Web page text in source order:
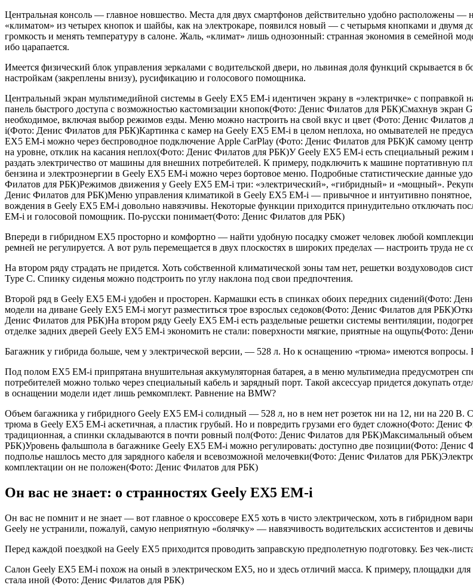
Центральная консоль — главное новшество. Места для двух смартфонов действительно удобно расположены
«климатом» из четырех кнопок и шайбы, как на электрокаре, появился новый — с четырьмя кнопками и
громкость и менять температуру в салоне. Жаль, «климат» лишь однозонный: странная экономия в семейной
ибо царапается.
Имеется физический блок управления зеркалами с водительской двери, но львиная доля функций скрывается
настройкам (закреплены внизу), русификацию и голосового помощника.
Центральный экран мультимедийной системы в Geely EX5 EM-i идентичен экрану в «электричке» с
панель быстрого доступа с возможностью кастомизации кнопок(Фото: Денис Филатов для РБК)Смахнув
необходимое, включая выбор режимов езды. Меню можно настроить на свой вкус и цвет (Фото: Денис Филатов
i(Фото: Денис Филатов для РБК)Картинка с камер на Geely EX5 EM-i в целом неплоха, но омывателей не
EX5 EM-i можно через беспроводное подключение Apple CarPlay (Фото: Денис Филатов для РБК)К самому
на уровне, отклик на касания неплох(Фото: Денис Филатов для РБК)У Geely EX5 EM-i есть специальный
раздать электричество от машины для внешних потребителей. К примеру, подключить к машине портативную
бензина и электроэнергии в Geely EX5 EM-i можно через бортовое меню. Подробные статистические данные
Филатов для РБК)Режимов движения у Geely EX5 EM-i три: «электрический», «гибридный» и «мощный».
Денис Филатов для РБК)Меню управления климатикой в Geely EX5 EM-i — привычное и интуитивно
вождения в Geely EX5 EM-i довольно навязчивы. Некоторые функции приходится принудительно отключать
EM-i и голосовой помощник. По-русски понимает(Фото: Денис Филатов для РБК)
Впереди в гибридном EX5 просторно и комфортно — найти удобную посадку сможет человек любой
ремней не регулируется. А вот руль перемещается в двух плоскостях в широких пределах — настроить труда не
На втором ряду страдать не придется. Хоть собственной климатической зоны там нет, решетки воздуховодов
Type C. Спинку сиденья можно подстроить по углу наклона под свои предпочтения.
Второй ряд в Geely EX5 EM-i удобен и просторен. Кармашки есть в спинках обоих передних сидений(Фото:
модели на диване Geely EX5 EM-i могут разместиться трое взрослых седоков(Фото: Денис Филатов для
Денис Филатов для РБК)На втором ряду Geely EX5 EM-i есть раздельные решетки системы вентиляции,
отделке задних дверей Geely EX5 EM-i экономить не стали: поверхности мягкие, приятные на ощупь(Фото:
Багажник у гибрида больше, чем у электрической версии, — 528 л. Но к оснащению «трюма» имеются вопросы.
Под полом EX5 EM-i припрятана внушительная аккумуляторная батарея, а в меню мультимедиа предусмотрен
потребителей можно только через специальный кабель и зарядный порт. Такой аксессуар придется докупать
в оснащении модели идет лишь ремкомплект. Равнение на BMW?
Объем багажника у гибридного Geely EX5 EM-i солидный — 528 л, но в нем нет розеток ни на 12, ни на 220
трюма в Geely EX5 EM-i аскетичная, а пластик грубый. Но и повредить грузами его будет сложно(Фото:
традиционная, а спинки складываются в почти ровный пол(Фото: Денис Филатов для РБК)Максимальный
РБК)Уровень фальшпола в багажнике Geely EX5 EM-i можно регулировать: доступно две позиции(Фото: Денис
подполье нашлось место для зарядного кабеля и всевозможной мелочевки(Фото: Денис Филатов для
комплектации он не положен(Фото: Денис Филатов для РБК)
Он вас не знает: о странностях Geely EX5 EM-i
Он вас не помнит и не знает — вот главное о кроссовере EX5 хоть в чисто электрическом, хоть в гибридном
Geely не устранили, пожалуй, самую неприятную «болячку» — навязчивость водительских ассистентов и
Перед каждой поездкой на Geely EX5 приходится проводить заправскую предполетную подготовку. Без чек-
Салон Geely EX5 EM-i похож на оный в электрическом EX5, но и здесь отличий масса. К примеру, площадки для
стала иной (Фото: Денис Филатов для РБК)